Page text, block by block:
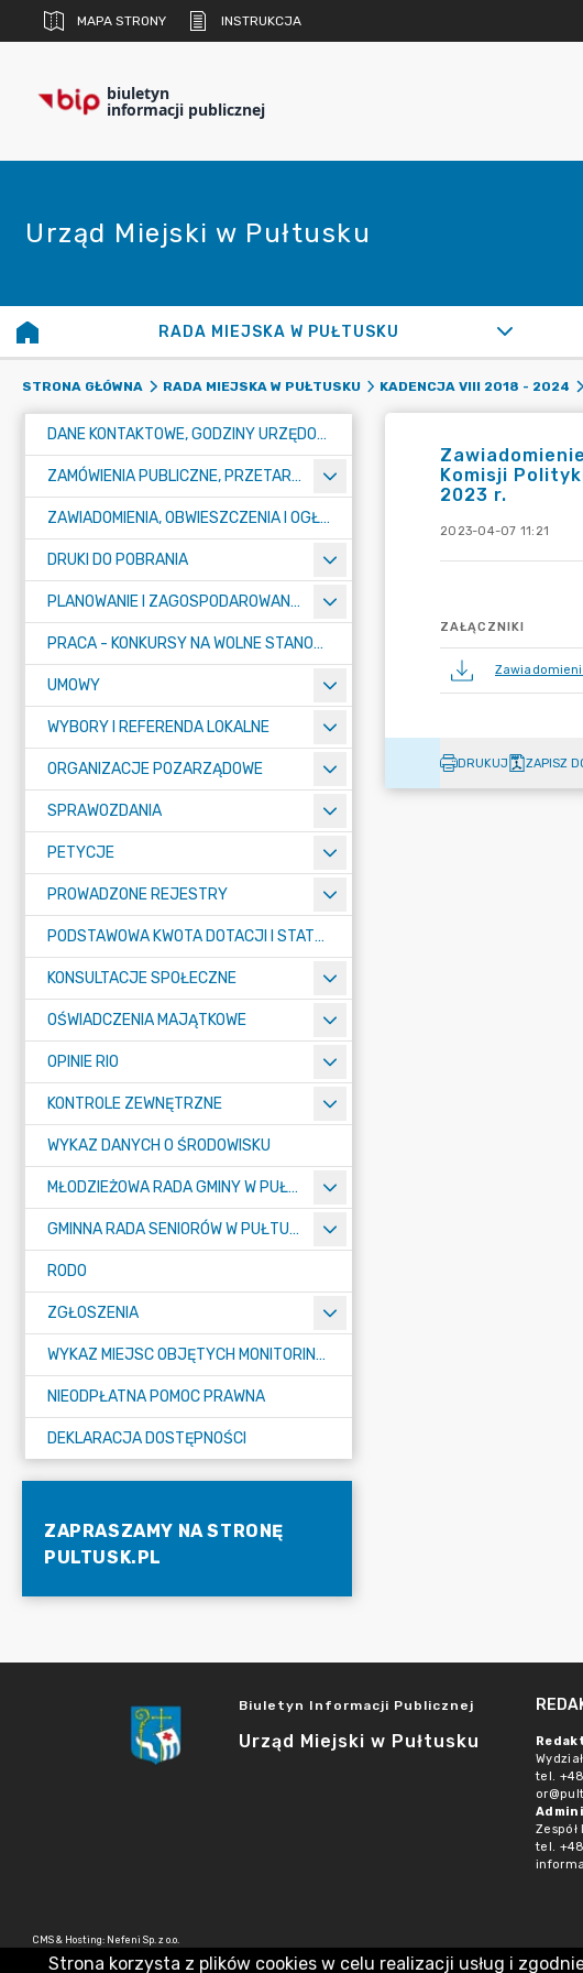
MAPA STRONY INSTRUKCJA
biuletyn
informacji publicznej
Urząd Miejski w Pułtusku
RADA MIEJSKA W PUŁTUSKU
STRONA GŁÓWNA RADA MIEJSKA W PUŁTUSKU KADENCJA VIII 2018 - 2024
DANE KONTAKTOWE, GODZINY URZĘDOWANIA I NUMER KONTA BANKOWEGO
ZAMÓWIENIA PUBLICZNE, PRZETARGI, KONKURSY
ZAWIADOMIENIA, OBWIESZCZENIA I OGŁOSZENIA
DRUKI DO POBRANIA
PLANOWANIE I ZAGOSPODAROWANIE PRZESTRZENNE
PRACA - KONKURSY NA WOLNE STANOWISKA
UMOWY
WYBORY I REFERENDA LOKALNE
ORGANIZACJE POZARZĄDOWE
SPRAWOZDANIA
PETYCJE
PROWADZONE REJESTRY
PODSTAWOWA KWOTA DOTACJI I STATYSTYCZNA LICZBA UCZNIÓW
KONSULTACJE SPOŁECZNE
OŚWIADCZENIA MAJĄTKOWE
OPINIE RIO
KONTROLE ZEWNĘTRZNE
WYKAZ DANYCH O ŚRODOWISKU
MŁODZIEŻOWA RADA GMINY W PUŁTUSKU
GMINNA RADA SENIORÓW W PUŁTUSKU
RODO
ZGŁOSZENIA
WYKAZ MIEJSC OBJĘTYCH MONITORINGIEM
NIEODPŁATNA POMOC PRAWNA
DEKLARACJA DOSTĘPNOŚCI
ZAPRASZAMY NA STRONĘ
PULTUSK.PL
Komisji
2023 r.
2023-04-07 11:21
ZAŁĄCZNIKI
DRUKUJ ZAPISZ
Biuletyn Informacji Publicznej
Urząd Miejski w Pułtusku
tel.
tel.
CMS & Hosting: Nefeni Sp. z o.o.
Strona korzysta z plików cookies w celu realizacji usług i